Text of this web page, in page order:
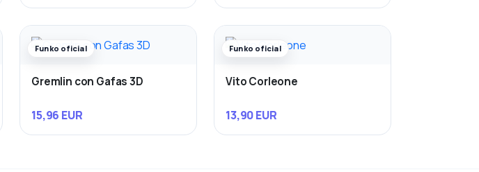
Funko oficial
Gremlin con Gafas 3D
15,96 EUR
Funko oficial
Vito Corleone
13,90 EUR